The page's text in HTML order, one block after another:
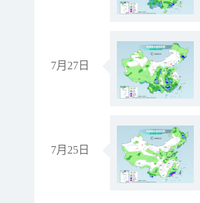
7月27日
7月25日